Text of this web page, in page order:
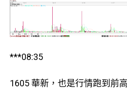
***08:35
1605 華新，也是行情跑到前